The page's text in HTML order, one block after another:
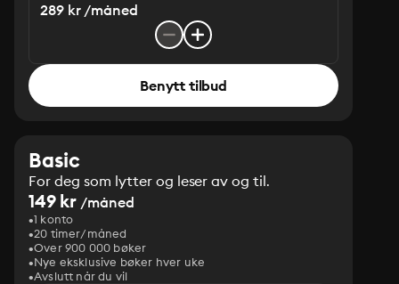
289 kr /måned
Benytt tilbud
Basic
For deg som lytter og leser av og til.
149 kr /måned
1 konto
20 timer/måned
Over 900 000 bøker
Nye eksklusive bøker hver uke
Avslutt når du vil